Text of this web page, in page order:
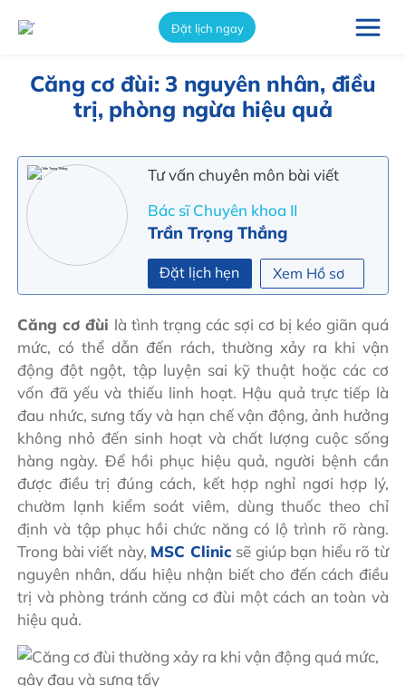
Đặt lịch ngay
Căng cơ đùi: 3 nguyên nhân, điều
trị, phòng ngừa hiệu quả
Tư vấn chuyên môn bài viết
Bác sĩ Chuyên khoa II
Trần Trọng Thắng
Đặt lịch hẹn Xem Hồ sơ
Căng cơ đùi là tình trạng các sợi cơ bị kéo giãn quá
mức, có thể dẫn đến rách, thường xảy ra khi vận
động đột ngột, tập luyện sai kỹ thuật hoặc các cơ
vốn đã yếu và thiếu linh hoạt. Hậu quả trực tiếp là
đau nhức, sưng tấy và hạn chế vận động, ảnh hưởng
không nhỏ đến sinh hoạt và chất lượng cuộc sống
hàng ngày. Để hồi phục hiệu quả, người bệnh cần
được điều trị đúng cách, kết hợp nghỉ ngơi hợp lý,
chườm lạnh kiểm soát viêm, dùng thuốc theo chỉ
định và tập phục hồi chức năng có lộ trình rõ ràng.
Trong bài viết này, MSC Clinic sẽ giúp bạn hiểu rõ từ
nguyên nhân, dấu hiệu nhận biết cho đến cách điều
trị và phòng tránh căng cơ đùi một cách an toàn và
hiệu quả.